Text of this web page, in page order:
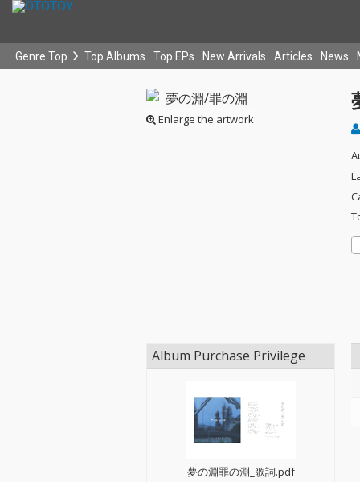
Genre Top Top Albums Top EPs New Arrivals Articles News
Enlarge the artwork
Album Purchase Privilege
夢の淵罪の淵_歌詞.pdf